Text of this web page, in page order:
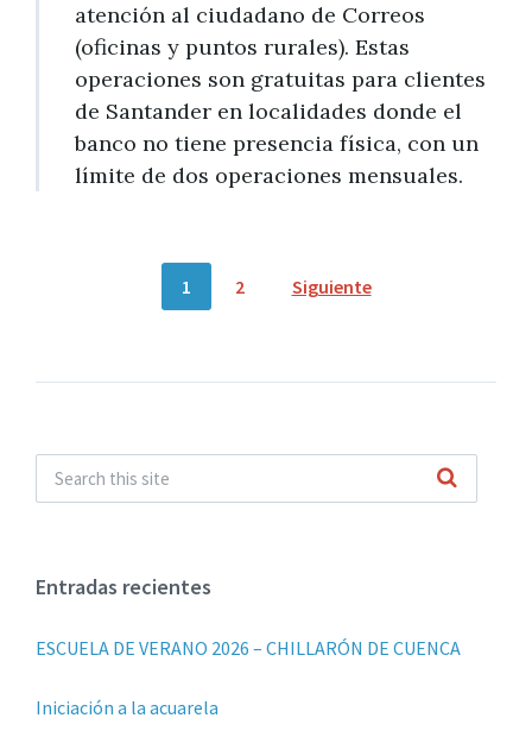
atención al ciudadano de Correos
(oficinas y puntos rurales). Estas
operaciones son gratuitas para clientes
de Santander en localidades donde el
banco no tiene presencia física, con un
límite de dos operaciones mensuales.
v
g
a
i
ó
d
1 2 Siguiente
Entradas recientes
ESCUELA DE VERANO 2026 – CHILLARÓN DE CUENCA
Iniciación a la acuarela